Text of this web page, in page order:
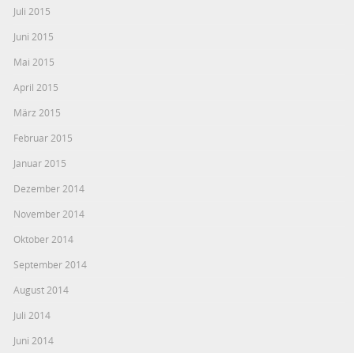
Juli 2015
Juni 2015
Mai 2015
April 2015
März 2015
Februar 2015
Januar 2015
Dezember 2014
November 2014
Oktober 2014
September 2014
August 2014
Juli 2014
Juni 2014